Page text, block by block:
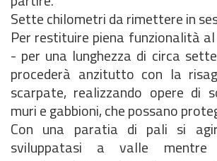
Sette chilometri da rimettere in
Per restituire piena funzionalità
- per una lunghezza di circa
procederà anzitutto con la
scarpate, realizzando opere di
muri e gabbioni, che possano
Con una paratia di pali si
sviluppatasi a valle